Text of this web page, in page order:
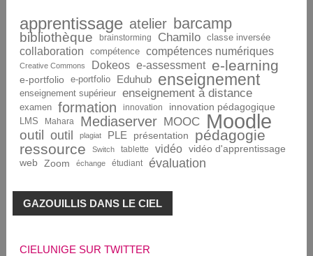
apprentissage atelier barcamp
bibliothèque brainstorming Chamilo classe inversée
collaboration compétence compétences numériques
Creative Commons Dokeos e-assessment e-learning
e-portfolio e-portfolio Eduhub enseignement
enseignement supérieur enseignement à distance
examen formation innovation innovation pédagogique
LMS Mahara Mediaserver MOOC Moodle
outil outil plagiat PLE présentation
pédagogie
ressource
Switch tablette vidéo
vidéo d'apprentissage
web
Zoom échange étudiant évaluation
GAZOUILLIS DANS LE CIEL
CIELUNIGE SUR TWITTER